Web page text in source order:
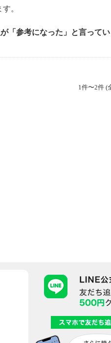
。
「参考になった」と言って
1件〜2件 (